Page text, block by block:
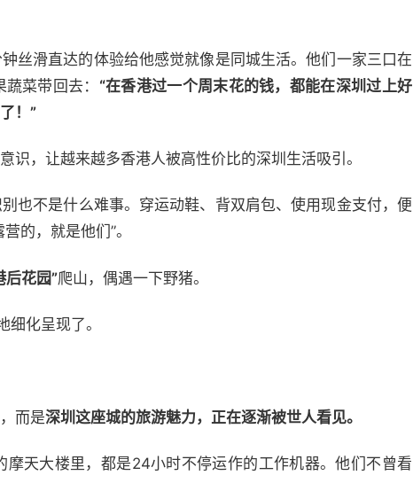
丝滑直达的体验给他感觉就像是同城生活。他们一家三口在
菜带回去： “在香港过一个周末花的钱，都能在深圳过上好
！”
，让越来越多香港人被高性价比的深圳生活吸引。
也不是什么难事。穿运动鞋、背双肩包、使用现金支付，便
的，就是他们”。
后花园”爬山，偶遇一下野猪。
化呈现了。
而是深圳这座城的旅游魅力，正在逐渐被世人看见。
天大楼里，都是24小时不停运作的工作机器。他们不曾看